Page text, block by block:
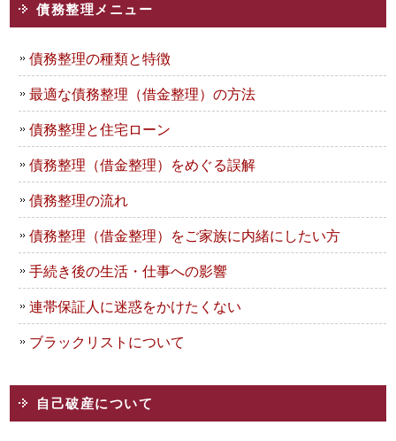
債務整理メニュー
債務整理の種類と特徴
最適な債務整理（借金整理）の方法
債務整理と住宅ローン
債務整理（借金整理）をめぐる誤解
債務整理の流れ
債務整理（借金整理）をご家族に内緒にしたい方
手続き後の生活・仕事への影響
連帯保証人に迷惑をかけたくない
ブラックリストについて
自己破産について